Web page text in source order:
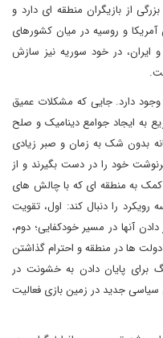
از بازیگران منطقه ای دارد و
و روسیه در میان کشورهای
ایران، در خود سوریه نیز سازش
وجود دارد. جایی که مشکلات عمیق
به ایجاد جوامع دینامیک و صلح
بدون شک به زمان و صبر زیادی
خود را در دست بگیرند و از
کمک به منطقه ای که با چالش های
را دنبال کند: اول، تقویت
آنها در مسیر خودکفایی؛ دوم،
ها در منطقه و احترام گذاشتن
برای پایان دادن به خشونت در
سیاسی جدید در زمین بازی فعالیت